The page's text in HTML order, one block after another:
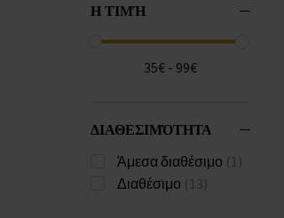
Donoval
Emporio Armani(+3)
Festina (+9)
Guess(+8)
Hammer
(+1)
Huawei
Hugo Boss
Η ΤΙΜΉ
35€ - 99€
ΔΙΑΘΕΣΙΜΌΤΗΤΑ
Άμεσα διαθέσιμο (1)
Διαθέσιμο (13)